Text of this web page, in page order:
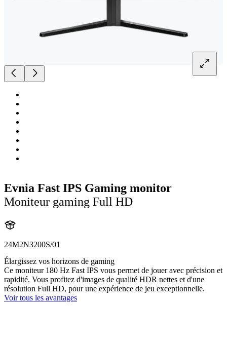
Evnia Fast IPS Gaming monitor
Moniteur gaming Full HD
24M2N3200S/01
Élargissez vos horizons de gaming
Ce moniteur 180 Hz Fast IPS vous permet de jouer avec précision et
rapidité. Vous profitez d'images de qualité HDR nettes et d'une
résolution Full HD, pour une expérience de jeu exceptionnelle.
Voir tous les avantages